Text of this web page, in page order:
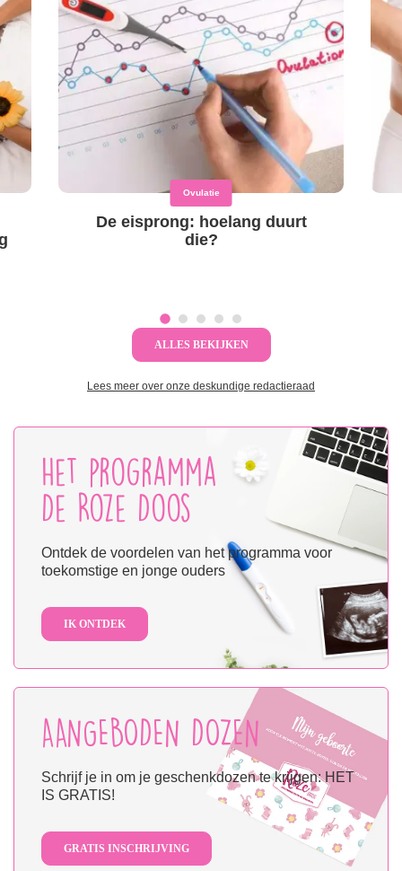
Ovulatie
De eisprong: hoelang duurt
die?
ALLES BEKIJKEN
Lees meer over onze deskundige redactieraad
Het programma
De Roze Doos
Ontdek de voordelen van het programma voor
toekomstige en jonge ouders
IK ONTDEK
AANGEBODEN DOZEN
Schrijf je in om je geschenkdozen te krijgen: HET
IS GRATIS!
GRATIS INSCHRIJVING